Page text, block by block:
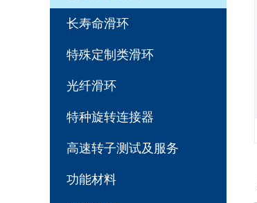
长寿命滑环
特殊定制类滑环
光纤滑环
特种旋转连接器
高速转子测试及服务
功能材料